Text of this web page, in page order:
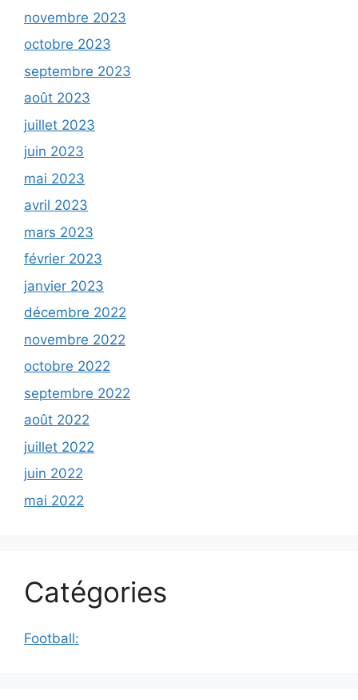
novembre 2023
octobre 2023
septembre 2023
août 2023
juillet 2023
juin 2023
mai 2023
avril 2023
mars 2023
février 2023
janvier 2023
décembre 2022
novembre 2022
octobre 2022
septembre 2022
août 2022
juillet 2022
juin 2022
mai 2022
Catégories
Football: